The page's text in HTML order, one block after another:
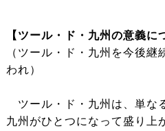
【ツール・ド・九州の意義に
（ツール・ド・九州を今後継
われ）
ツール・ド・九州は、単な
九州がひとつになって盛り上